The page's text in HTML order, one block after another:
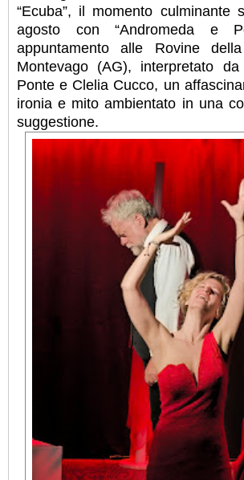
“Ecuba”, il momento culminante
agosto con “Andromeda e
appuntamento alle Rovine
Montevago (AG), interpretato
Ponte e Clelia Cucco, un
ironia e mito ambientato in una
suggestione.